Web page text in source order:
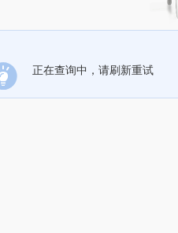
正在查询中，请刷新重试